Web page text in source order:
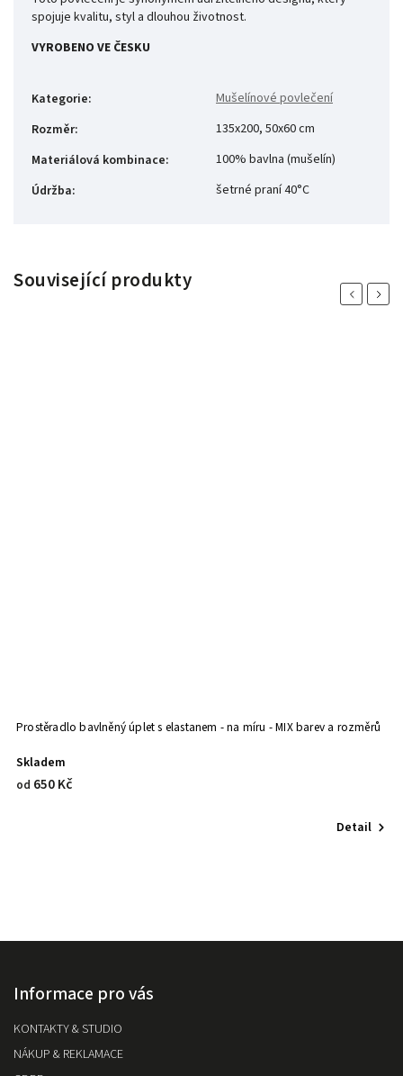
spojuje kvalitu, styl a dlouhou životnost.
VYROBENO VE ČESKU
Kategorie:
Mušelínové povlečení
Rozměr:
135x200, 50x60 cm
Materiálová kombinace:
100% bavlna (mušelín)
Údržba: šetrné praní 40°C
Související produkty
Previous
Prostěradlo bavlněný úplet s elastanem - na míru - MIX barev a rozměrů
Skladem
od 650 Kč
Detail
Next
Informace pro vás
KONTAKTY & STUDIO
NÁKUP & REKLAMACE